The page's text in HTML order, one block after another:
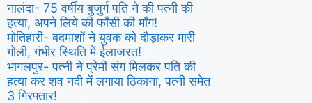
नालंदा- 75 वर्षीय बुजुर्ग पति ने की पत्नी की
हत्या, अपने लिये की फाँसी की माँग!
मोतिहारी- बदमाशों ने युवक को दौड़ाकर मारी
गोली, गंभीर स्थिति में ईलाजरत!
भागलपुर- पत्नी ने प्रेमी संग मिलकर पति की
हत्या कर शव नदी में लगाया ठिकाना, पत्नी समेत
3 गिरफ्तार!